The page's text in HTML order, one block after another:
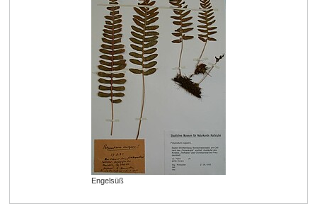
Engelsüß